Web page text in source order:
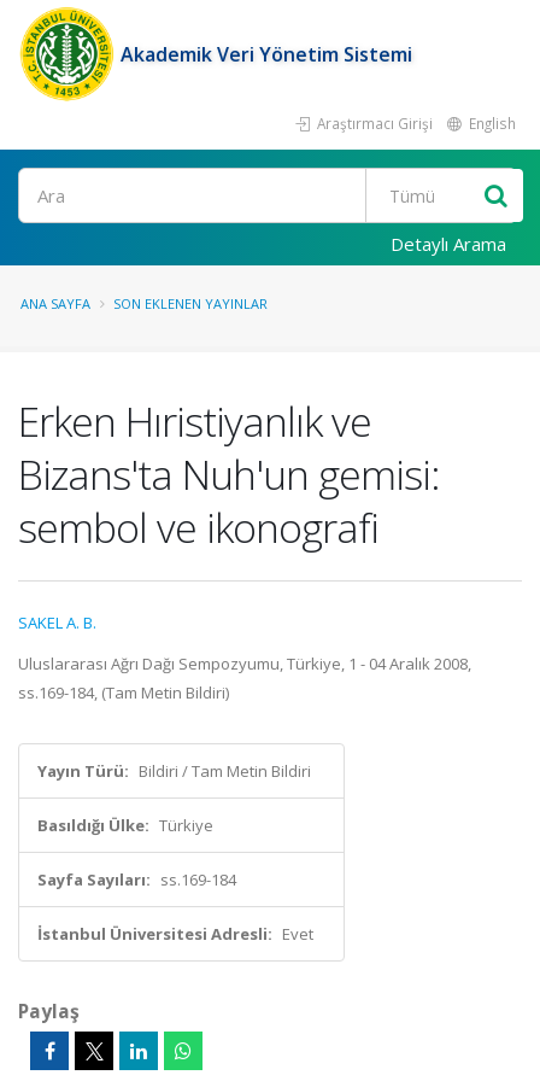
Akademik Veri Yönetim Sistemi
Araştırmacı Girişi English
Ara
Detaylı Arama
ANA SAYFA SON EKLENEN YAYINLAR
Erken Hıristiyanlık ve
Bizans'ta Nuh'un gemisi:
sembol ve ikonografi
SAKEL A. B.
Uluslararası Ağrı Dağı Sempozyumu, Türkiye, 1 - 04 Aralık 2008,
ss.169-184, (Tam Metin Bildiri)
Yayın Türü: Bildiri / Tam Metin Bildiri
Basıldığı Ülke: Türkiye
Sayfa Sayıları: ss.169-184
İstanbul Üniversitesi Adresli: Evet
Paylaş